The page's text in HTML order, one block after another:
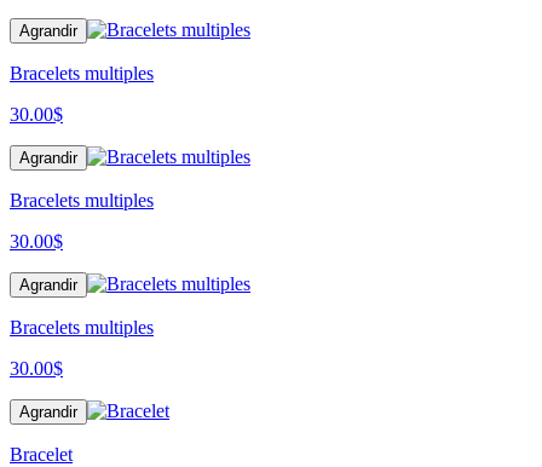
Agrandir
Bracelets multiples
30.00$
Agrandir
Bracelets multiples
30.00$
Agrandir
Bracelets multiples
30.00$
Agrandir
Bracelet